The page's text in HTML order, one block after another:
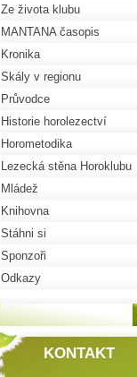
Ze života klubu
MANTANA časopis
Kronika
Skály v regionu
Průvodce
Historie horolezectví
Horometodika
Lezecká stěna Horoklubu
Mládež
Knihovna
Stáhni si
Sponzoři
Odkazy
KONTAKT